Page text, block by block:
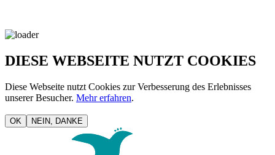
DIESE WEBSEITE NUTZT COOKIES
Diese Webseite nutzt Cookies zur Verbesserung des Erlebnisses
unserer Besucher. Mehr erfahren.
OK NEIN, DANKE